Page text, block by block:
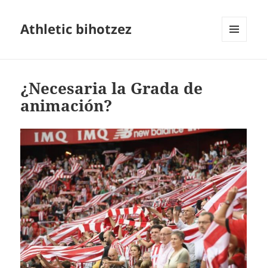
Athletic bihotzez
¿Necesaria la Grada de
animación?